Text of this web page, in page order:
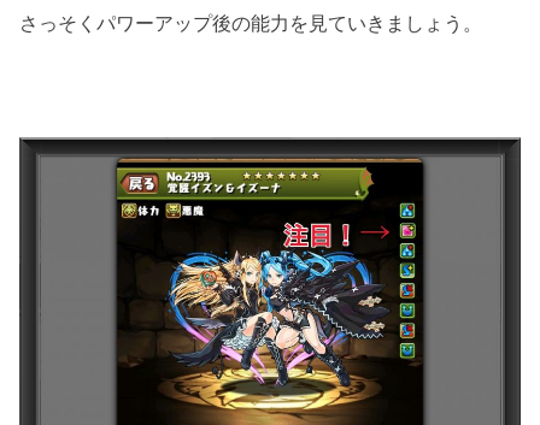
さっそくパワーアップ後の能力を見ていきましょう。